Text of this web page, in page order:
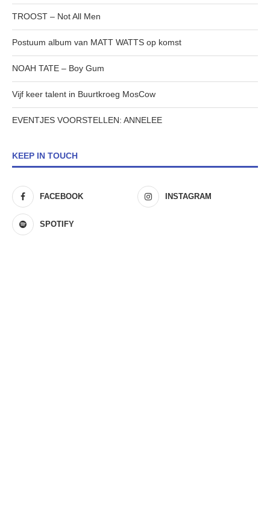
TROOST – Not All Men
Postuum album van MATT WATTS op komst
NOAH TATE – Boy Gum
Vijf keer talent in Buurtkroeg MosCow
EVENTJES VOORSTELLEN: ANNELEE
KEEP IN TOUCH
FACEBOOK INSTAGRAM
SPOTIFY